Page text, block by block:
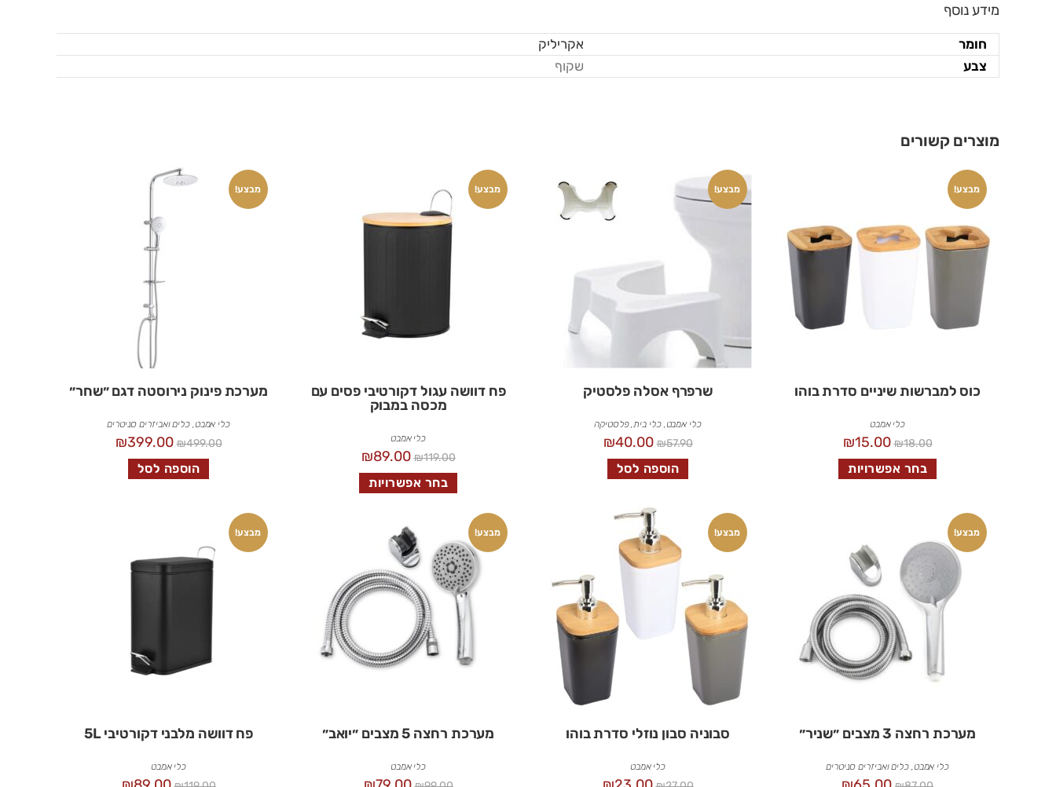
מידע נוסף
חומר
אקריליק
צבע
שקוף
מוצרים קשורים
מבצע!
כוס למברשות שיניים סדרת בוהו
כלי אמבט
₪18.00
₪15.00
בחר אפשרויות
מבצע!
שרפרף אסלה פלסטיק
כלי אמבט,כלי בית,פלסטיקה
₪57.90
₪40.00
הוספה לסל
מבצע!
פח דוושה עגול דקורטיבי פסים עם
מכסה במבוק
כלי אמבט
₪119.00
₪89.00
בחר אפשרויות
מבצע!
מערכת פינוק נירוסטה דגם ״שחר״
כלי אמבט,כלים ואביזרים סניטרים
₪499.00
₪399.00
הוספה לסל
מבצע!
מערכת רחצה 3 מצבים ״שניר״
כלי אמבט,כלים ואביזרים סניטרים
מבצע!
סבוניה סבון נוזלי סדרת בוהו
כלי אמבט
מבצע!
מערכת רחצה 5 מצבים ״יואב״
כלי אמבט
מבצע!
פח דוושה מלבני דקורטיבי 5L
כלי אמבט